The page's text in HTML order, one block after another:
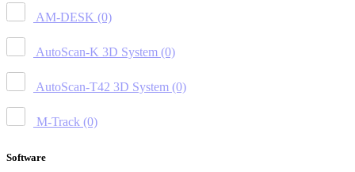
AM-DESK (0)
AutoScan-K 3D System (0)
AutoScan-T42 3D System (0)
M-Track (0)
Software